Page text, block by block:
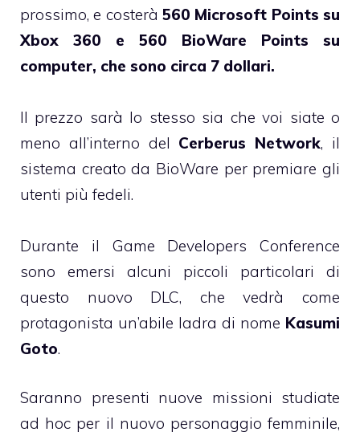
prossimo, e costerà 560 Microsoft Points su
Xbox 360 e 560 BioWare Points su
computer, che sono circa 7 dollari.
Il prezzo sarà lo stesso sia che voi siate o
meno all’interno del Cerberus Network, il
sistema creato da BioWare per premiare gli
utenti più fedeli.
Durante il Game Developers Conference
sono emersi alcuni piccoli particolari di
questo nuovo DLC, che vedrà come
protagonista un’abile ladra di nome Kasumi
Goto.
Saranno presenti nuove missioni studiate
ad hoc per il nuovo personaggio femminile,